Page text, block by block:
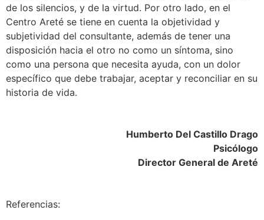
de los silencios, y de la virtud. Por otro lado, en el
Centro Areté se tiene en cuenta la objetividad y
subjetividad del consultante, además de tener una
disposición hacia el otro no como un síntoma, sino
como una persona que necesita ayuda, con un dolor
específico que debe trabajar, aceptar y reconciliar en su
historia de vida.
Humberto Del Castillo Drago
Psicólogo
Director General de Areté
Referencias: